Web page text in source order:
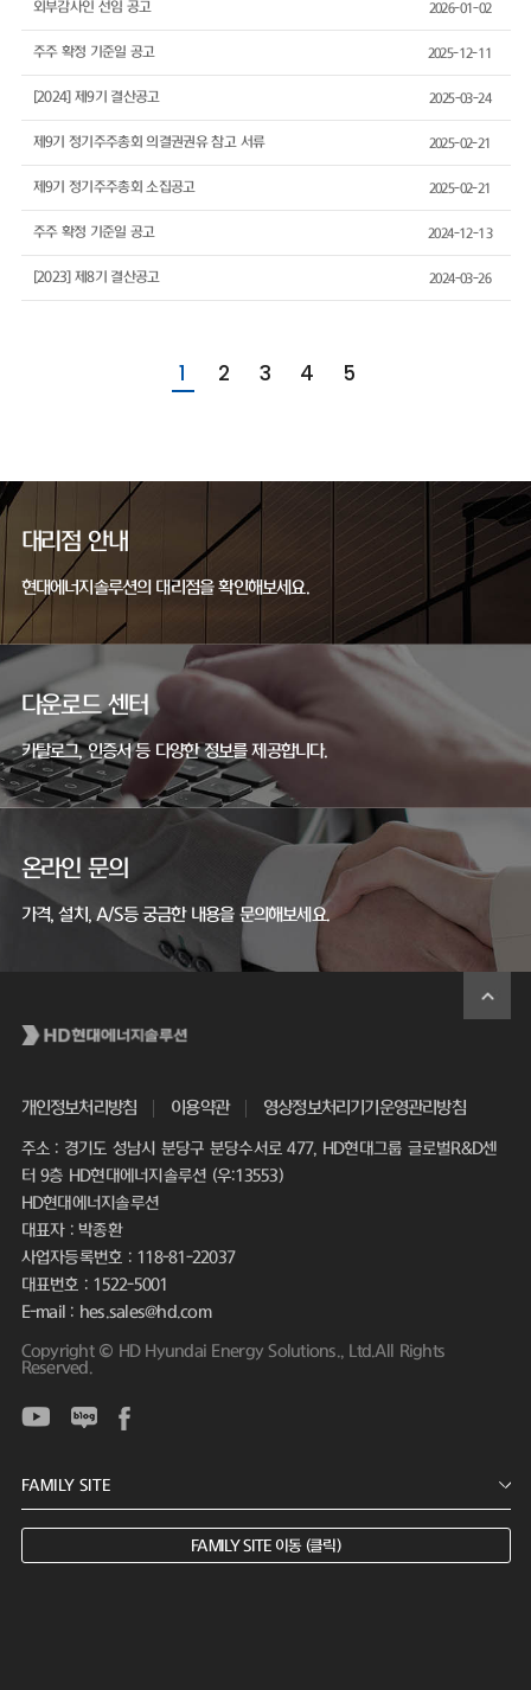
외부감사인 선임 공고 2026-01-02
주주 확정 기준일 공고 2025-12-11
[2024] 제9기 결산공고 2025-03-24
제9기 정기주주총회 의결권권유 참고 서류 2025-02-21
제9기 정기주주총회 소집공고 2025-02-21
주주 확정 기준일 공고 2024-12-13
[2023] 제8기 결산공고 2024-03-26
1 2 3 4 5
대리점 안내
현대에너지솔루션의 대리점을 확인해보세요.
다운로드 센터
카탈로그, 인증서 등 다양한 정보를 제공합니다.
온라인 문의
가격, 설치, A/S등 궁금한 내용을 문의해보세요.
개인정보처리방침 이용약관 영상정보처리기기운영관리방침
주소 : 경기도 성남시 분당구 분당수서로 477, HD현대그룹 글로벌R&D센
터 9층 HD현대에너지솔루션 (우:13553)
HD현대에너지솔루션
대표자 : 박종환
사업자등록번호 : 118-81-22037
대표번호 : 1522-5001
E-mail : hes.sales@hd.com
Copyright © HD Hyundai Energy Solutions., Ltd.All Rights
Reserved.
FAMILY SITE 이동 (클릭)